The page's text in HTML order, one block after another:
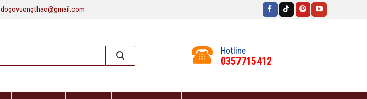
dogovuongthao@gmail.com
Hotline
0357715412